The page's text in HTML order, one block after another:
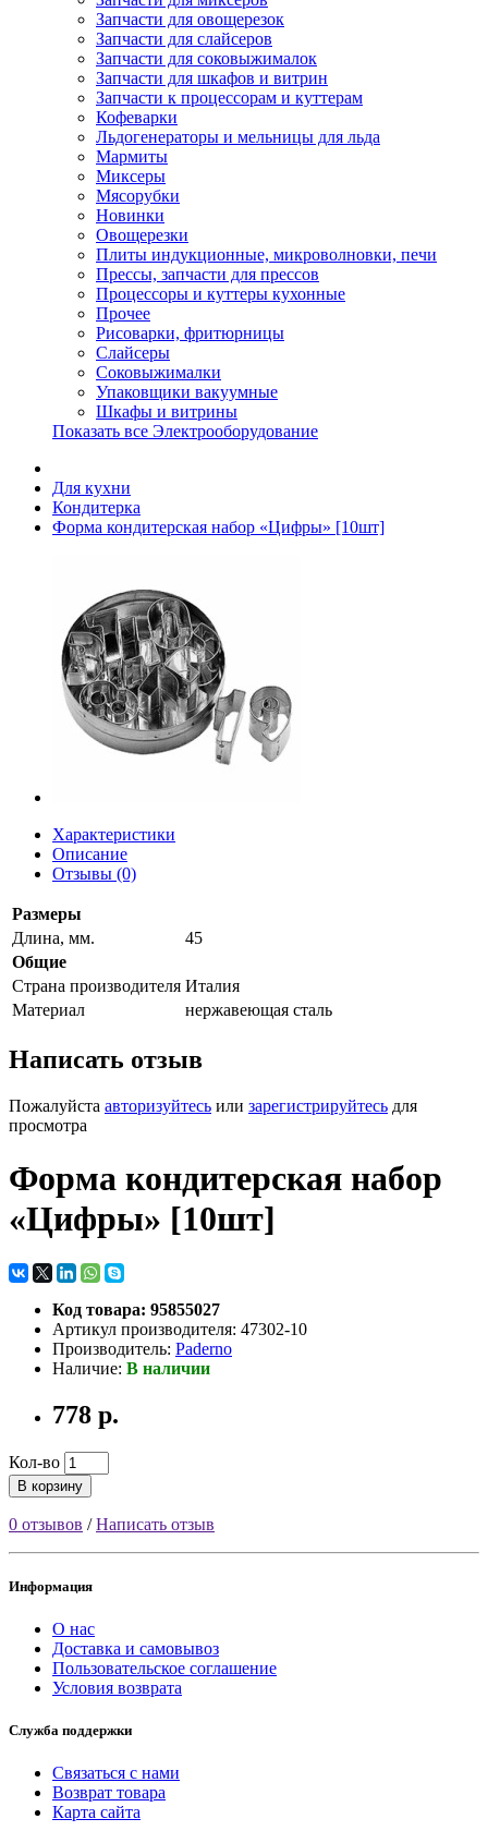
Запчасти для овощерезок
Запчасти для слайсеров
Запчасти для соковыжималок
Запчасти для шкафов и витрин
Запчасти к процессорам и куттерам
Кофеварки
Льдогенераторы и мельницы для льда
Мармиты
Миксеры
Мясорубки
Новинки
Овощерезки
Плиты индукционные, микроволновки, печи
Прессы, запчасти для прессов
Процессоры и куттеры кухонные
Прочее
Рисоварки, фритюрницы
Слайсеры
Соковыжималки
Упаковщики вакуумные
Шкафы и витрины
Показать все Электрооборудование
Для кухни
Кондитерка
Форма кондитерская набор «Цифры» [10шт]
Характеристики
Описание
Отзывы (0)
Размеры
Длина, мм.
45
Общие
Страна производителя Италия
Материал
нержавеющая сталь
Написать отзыв
Пожалуйста авторизуйтесь или зарегистрируйтесь для
просмотра
Форма кондитерская набор
«Цифры» [10шт]
Код товара: 95855027
Артикул производителя: 47302-10
Производитель: Paderno
Наличие: В наличии
778 р.
Кол-во
В корзину
0 отзывов /Написать отзыв
Информация
О нас
Доставка и самовывоз
Пользовательское соглашение
Условия возврата
Служба поддержки
Связаться с нами
Возврат товара
Карта сайта